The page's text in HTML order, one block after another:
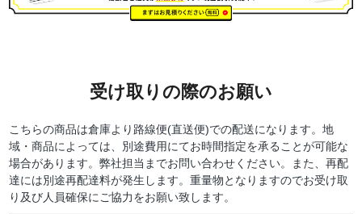
受け取りの際のお願い
こちらの商品は倉庫より路線便(直送便)での配送になります。地
域・商品によっては、別途費用にてお時間指定を承ることが可能な
場合があります。弊社担当までお問い合わせください。また、再配
達には別途再配達料が発生します。重量物となりますのでお受け取
り及び人員確保にご協力をお願い致します。